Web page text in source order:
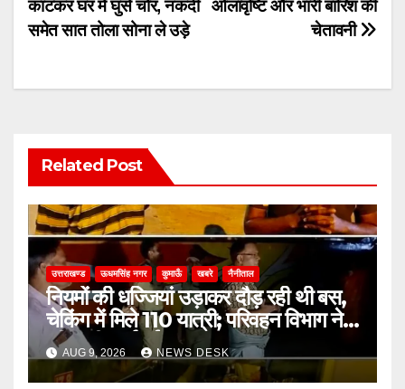
ओलावृष्टि और भारी बारिश की
चेतावनी
काटकर घर में घुसे चोर, नकदी
समेत सात तोला सोना ले उड़े
Related Post
उत्तराखण्ड ऊधमसिंह नगर कुमाऊँ खबरे नैनीताल
नियमों की धज्जियां उड़ाकर दौड़ रही थी बस,
चेकिंग में मिले 110 यात्री; परिवहन विभाग ने
की कड़ी कार्रवाई
AUG 9, 2026 NEWS DESK